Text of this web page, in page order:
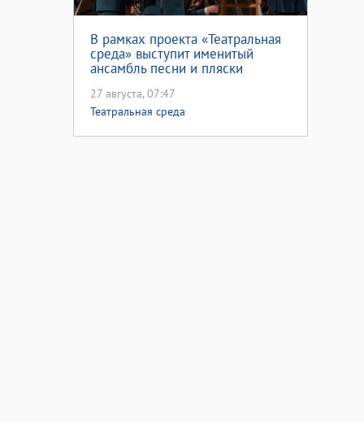
В рамках проекта «Театральная
среда» выступит именитый
ансамбль песни и пляски
Александрова
27 августа, 07:47
Театральная среда